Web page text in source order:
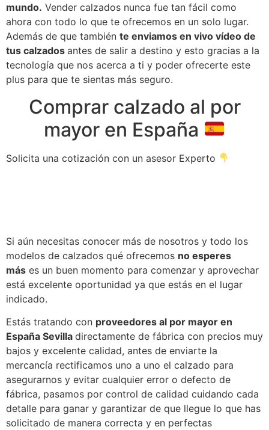
mundo. Vender calzados nunca fue tan fácil como
ahora con todo lo que te ofrecemos en un solo lugar.
Además de que también te enviamos en vivo vídeo de
tus calzados antes de salir a destino y esto gracias a la
tecnología que nos acerca a ti y poder ofrecerte este
plus para que te sientas más seguro.
Comprar calzado al por
mayor en España
Solicita una cotización con un asesor Experto
Si aún necesitas conocer más de nosotros y todo los
modelos de calzados qué ofrecemos no esperes
más es un buen momento para comenzar y aprovechar
está excelente oportunidad ya que estás en el lugar
indicado.
Estás tratando con proveedores al por mayor en
España Sevilla directamente de fábrica con precios muy
bajos y excelente calidad, antes de enviarte la
mercancía rectificamos uno a uno el calzado para
asegurarnos y evitar cualquier error o defecto de
fábrica, pasamos por control de calidad cuidando cada
detalle para ganar y garantizar de que llegue lo que has
solicitado de manera correcta y en perfectas